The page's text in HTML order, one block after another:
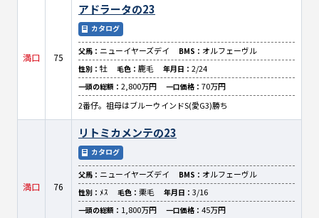
満口 75
アドラータの23
カタログ
父馬： ニューイヤーズデイ BMS： オルフェーヴル
性別： 牡 毛色： 鹿毛 年月日： 2/24
一頭の総額： 2,800万円 一口価格： 70万円
2番仔。祖母はブルーウインドS(愛G3)勝ち
満口 76
リトミカメンテの23
カタログ
父馬： ニューイヤーズデイ BMS： オルフェーヴル
性別： ﾒｽ 毛色： 栗毛 年月日： 3/16
一頭の総額： 1,800万円 一口価格： 45万円